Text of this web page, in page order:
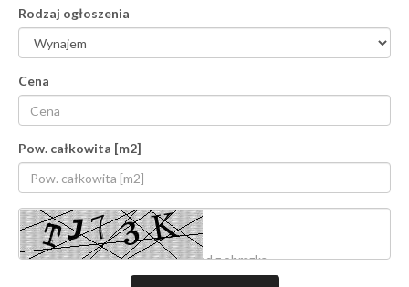
Rodzaj ogłoszenia
Cena
Pow. całkowita [m2]